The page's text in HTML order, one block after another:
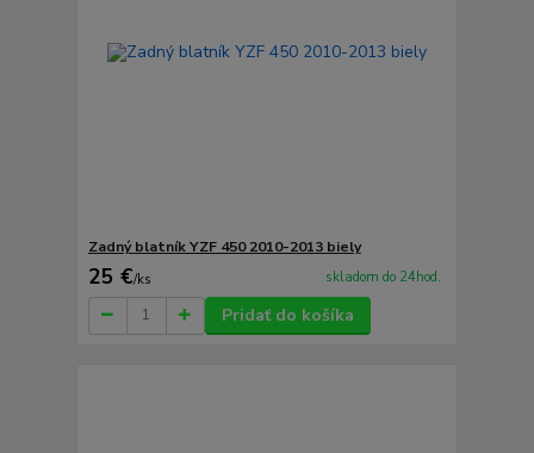
Zadný blatník YZF 450 2010-2013 biely
25 €/ks skladom do 24hod.
Pridať do košíka